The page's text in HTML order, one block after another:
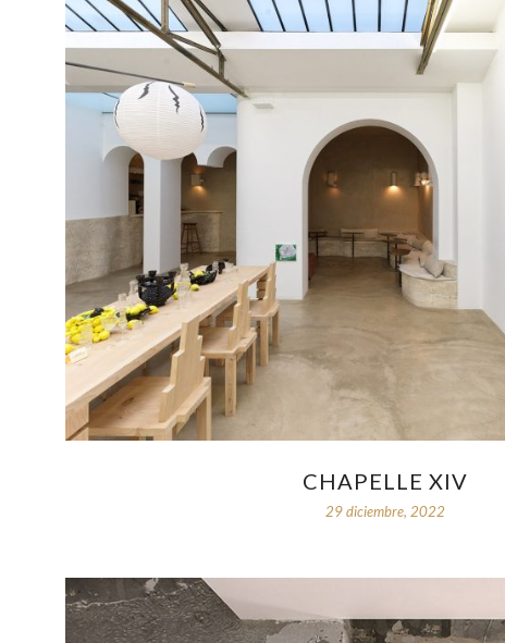
CHAPELLE XIV
29 diciembre, 2022